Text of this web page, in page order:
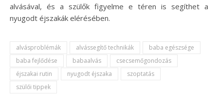
alvásával, és a szülők figyelme e téren is segíthet a
nyugodt éjszakák elérésében.
alvásproblémák alvássegítő technikák
baba egészsége
baba fejlődése
babaalvás
csecsemőgondozás
éjszakai rutin
nyugodt éjszaka
szoptatás
szülői tippek